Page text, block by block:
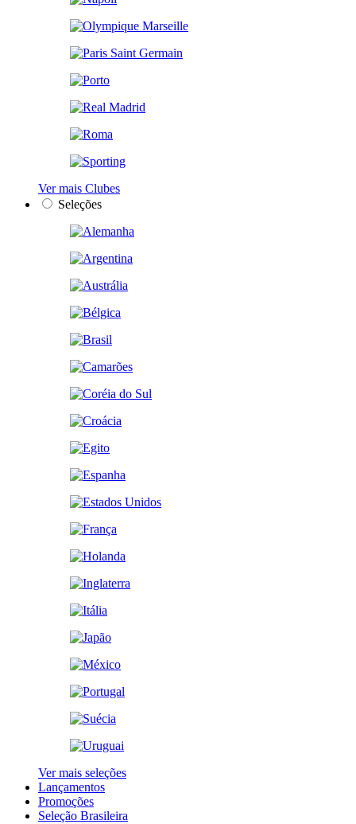
Ver mais Clubes
Seleções
Ver mais seleções
Lançamentos
Promoções
Seleção Brasileira